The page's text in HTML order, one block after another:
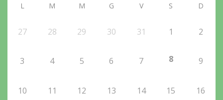
L M M G V S D
27 28 29 30 31 1 2
3 4 5 6 7 8 9
10 11 12 13 14 15 16